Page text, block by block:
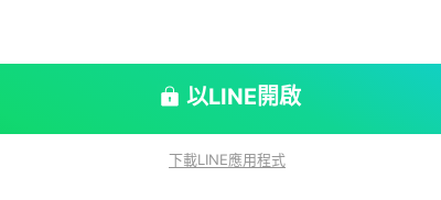
以LINE開啟
下載LINE應用程式